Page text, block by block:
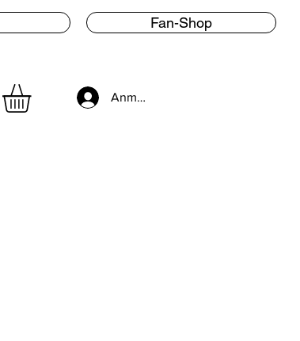
Fan-Shop
Anmelden